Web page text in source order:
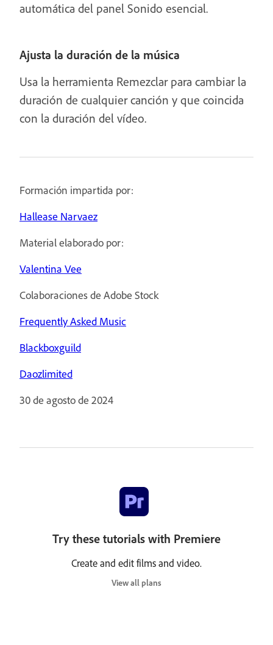
automática del panel Sonido esencial.
Ajusta la duración de la música
Usa la herramienta Remezclar para cambiar la
duración de cualquier canción y que coincida
con la duración del vídeo.
Formación impartida por:
Hallease Narvaez
Material elaborado por:
Valentina Vee
Colaboraciones de Adobe Stock
Frequently Asked Music
Blackboxguild
Daozlimited
30 de agosto de 2024
Try these tutorials with Premiere
Create and edit films and video.
View all plans